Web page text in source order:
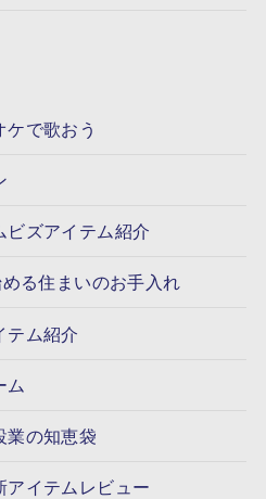
ケで歌おう
ビズアイテム紹介
る住まいのお手入れ
テム紹介
ム
業の知恵袋
アイテムレビュー